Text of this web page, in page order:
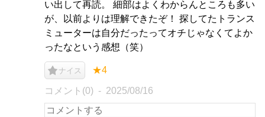
い出して再読。 細部はよくわからんところも多い
が、以前よりは理解できたぞ！ 探してたトランス
ミューターは自分だったってオチじゃなくてよか
ったなという感想（笑）
ナイス ★4
コメント(0) 2025/08/16